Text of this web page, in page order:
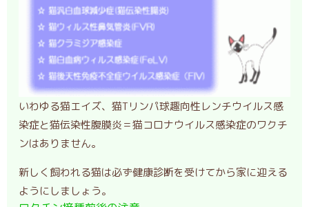
いわゆる猫エイズ、猫Tリンパ球趣向性レンチウイルス感
染症と猫伝染性腹膜炎＝猫コロナウイルス感染症のワクチ
ンはありません。
新しく飼われる猫は必ず健康診断を受けてから家に迎える
ようにしましょう。